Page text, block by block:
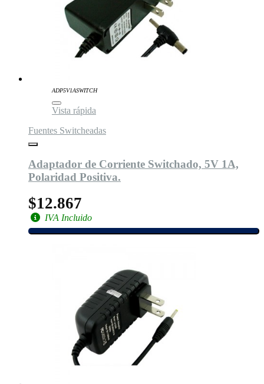
ADP5V1ASWITCH
Vista rápida
Fuentes Switcheadas
Adaptador de Corriente Switchado, 5V 1A,
Polaridad Positiva.
$12.867
IVA Incluido